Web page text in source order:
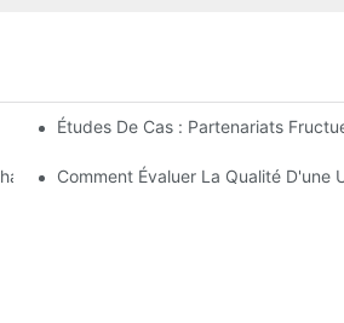
EntrepriseÉtudes De Cas : Partenariats
Longues D'extérieur
Comment Évaluer La Qualité D'une